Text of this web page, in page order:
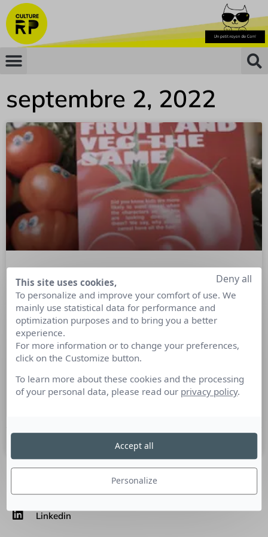
septembre 2, 2022
La Irish Heart Foundation colle des
yeux aux fruits et légumes pour les
rendre plus attractifs auprès des
enfants
Découvrez la campagne engagée de la Irish Heart
sensibiliser le public à une meilleure alimentation pour les
enfants en rendant les fruits et légumes plus visibles et
Linkedin
This site uses cookies,
To personalize and improve your comfort of use. We
mainly use statistical data for performance and
optimization purposes and to bring you a better
experience.
For more information or to change your preferences,
click on the Customize button.
To learn more about these cookies and the processing
of your personal data, please read our privacy policy.
Personalize
Deny all
Accept all